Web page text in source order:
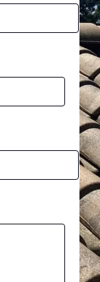
o
s
t
a
l
C
o
d
e